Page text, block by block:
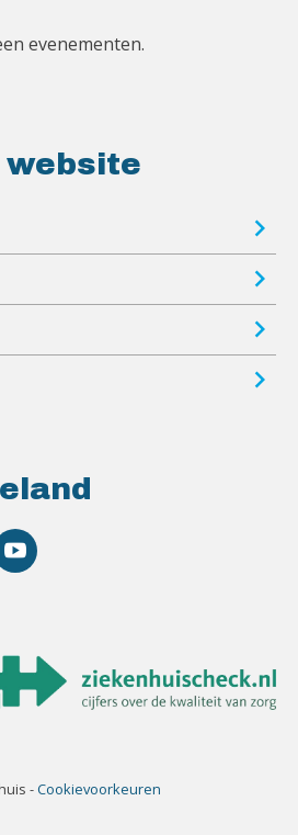
evenementen.
website
-Cookievoorkeuren